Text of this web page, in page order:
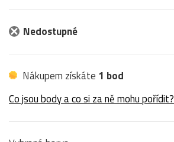
Nedostupné
Nákupem získáte 1 bod
Co jsou body a co si za ně mohu pořídit?